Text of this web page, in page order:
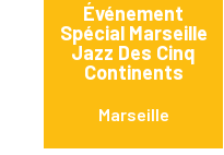
Événement
Spécial Marseille
Jazz Des Cinq
Continents
Marseille